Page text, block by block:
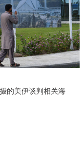
的美伊谈判相关海